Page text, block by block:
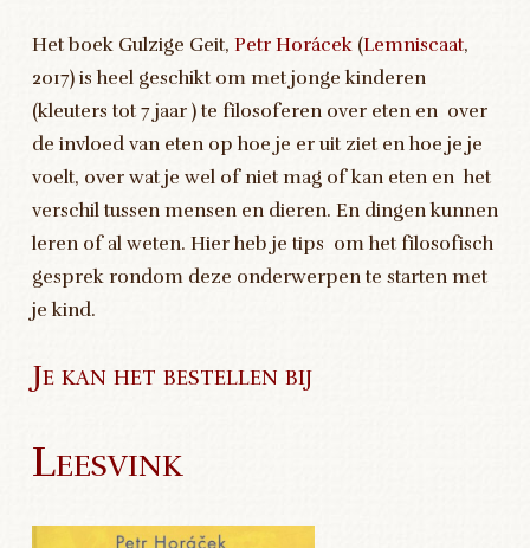
Het boek Gulzige Geit, Petr Horácek(Lemniscaat,
2017) is heel geschikt om met jonge kinderen
(kleuters tot 7 jaar ) te filosoferen over eten en over
de invloed van eten op hoe je er uit ziet en hoe je je
voelt, over wat je wel of niet mag of kan eten en het
verschil tussen mensen en dieren. En dingen kunnen
leren of al weten. Hier heb je tips om het filosofisch
gesprek rondom deze onderwerpen te starten met
je kind.
Je kan het bestellen bij
Leesvink